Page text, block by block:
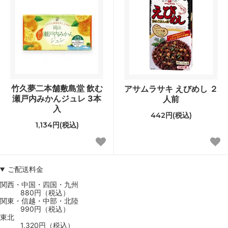
竹久夢二本舗敷島堂 飲む
瀬戸内みかんジュレ 3本
入
1,134円(税込)
アサムラサキ えびめし ２
人前
442円(税込)
ご配送料金
関西・中国・四国・九州
880円（税込）
関東・信越・中部・北陸
990円（税込）
東北
1,320円（税込）